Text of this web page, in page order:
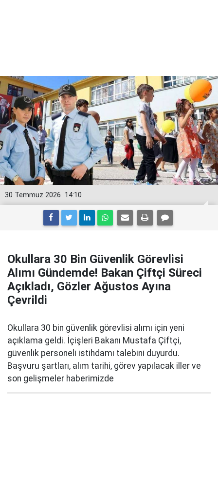
14:10
30 Temmuz 2026
Okullara 30 Bin Güvenlik Görevlisi
Alımı Gündemde! Bakan Çiftçi Süreci
Açıkladı, Gözler Ağustos Ayına
Çevrildi
Okullara 30 bin güvenlik görevlisi alımı için yeni
açıklama geldi. İçişleri Bakanı Mustafa Çiftçi,
güvenlik personeli istihdamı talebini duyurdu.
Başvuru şartları, alım tarihi, görev yapılacak iller ve
son gelişmeler haberimizde